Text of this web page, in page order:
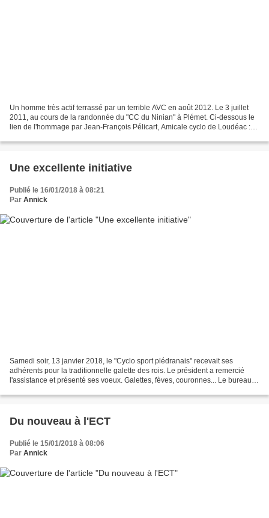
Un homme très actif terrassé par un terrible AVC en août 2012. Le 3 juillet
2011, au cours de la randonnée du "CC du Ninian" à Plémet. Ci-dessous le
lien de l'hommage par Jean-François Pélicart, Amicale cyclo de Loudéac :
Une excellente initiative
Publié le 16/01/2018 à 08:21
Par Annick
Samedi soir, 13 janvier 2018, le "Cyclo sport plédranais" recevait ses
adhérents pour la traditionnelle galette des rois. Le président a remercié
l'assistance et présenté ses voeux. Galettes, fèves, couronnes... Le bureau a
Du nouveau à l'ECT
Publié le 15/01/2018 à 08:06
Par Annick